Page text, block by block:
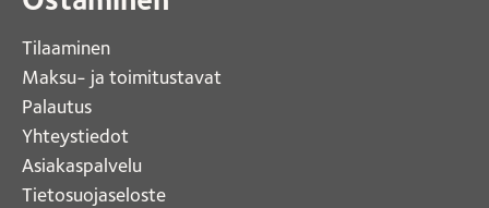
Tilaaminen
Maksu- ja toimitustavat
Palautus
Yhteystiedot
Asiakaspalvelu
Tietosuojaseloste